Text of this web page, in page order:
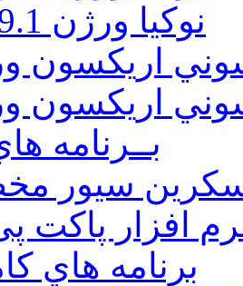
نوکیا ورژن 9.1 و 9.2
اريكسون
اريكسون
بــرنامه
سيور
افزار پاکت
برنامه هاي